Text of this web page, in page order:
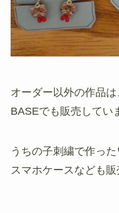
オーダー以外の作品
BASEでも販売してい
うちの子刺繍で作っ
スマホケースなども販